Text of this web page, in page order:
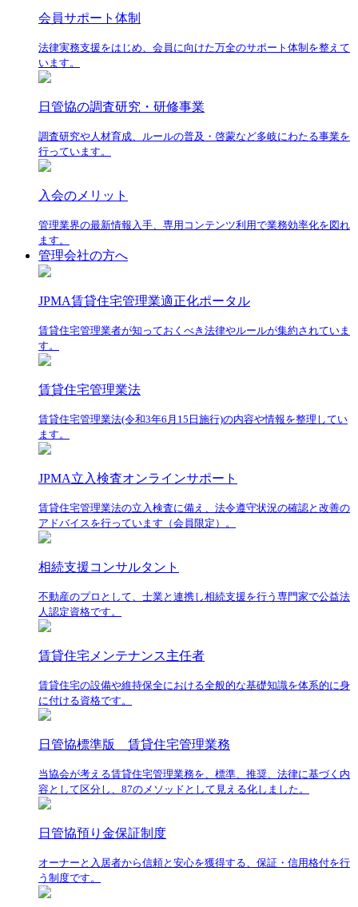
会員サポート体制
法律実務支援をはじめ、会員に向けた万全のサポート体制を整えて
います。
日管協の調査研究・研修事業
調査研究や人材育成、ルールの普及・啓蒙など多岐にわたる事業を
行っています。
入会のメリット
管理業界の最新情報入手、専用コンテンツ利用で業務効率化を図れ
ます。
管理会社の方へ
JPMA賃貸住宅管理業適正化ポータル
賃貸住宅管理業者が知っておくべき法律やルールが集約されていま
す。
賃貸住宅管理業法
賃貸住宅管理業法(令和3年6月15日施行)の内容や情報を整理してい
ます。
JPMA立入検査オンラインサポート
賃貸住宅管理業法の立入検査に備え、法令遵守状況の確認と改善の
アドバイスを行っています（会員限定）。
相続支援コンサルタント
不動産のプロとして、士業と連携し相続支援を行う専門家で公益法
人認定資格です。
賃貸住宅メンテナンス主任者
賃貸住宅の設備や維持保全における全般的な基礎知識を体系的に身
に付ける資格です。
日管協標準版 賃貸住宅管理業務
当協会が考える賃貸住宅管理業務を、標準、推奨、法律に基づく内
容として区分し、87のメソッドとして見える化しました。
日管協預り金保証制度
オーナーと入居者から信頼と安心を獲得する、保証・信用格付を行
う制度です。